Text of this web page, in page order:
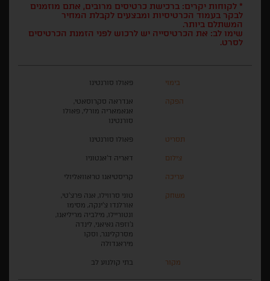
* לקוחות יקרים: ברכישת כרטיסים מרובים, אתם מוזמנים
לבקר בעמוד הכרטיסיות ומבצעים לקבלת המחיר
המשתלם ביותר.
שימו לב: את הכרטיסייה יש לרכוש לפני הזמנת הכרטיסים
לסרט.
בימוי פאולו סורנטינו
הפקה
אנדראה סקרוסאטי,
אנאמאריה מורלי, פאולו
סורנטינו
תסריט פאולו סורנטינו
צילום דאריה ד’אנטוניו
עריכה קריסטיאנו טראוואליולי
משחק
טוני סרווילו, אנה פרצ’טי,
אורלנדו צ’ינקה, מסימו
ונטוריילו, מילביה מריליאנו,
ג’וזפה גאיאני, לינדה
מסרקלינגר, וסקו
מיראנדולה
מקור בתי קולנוע לב